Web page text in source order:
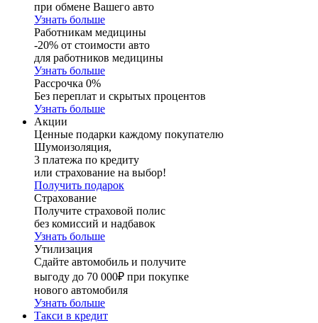
при обмене Вашего авто
Узнать больше
Работникам медицины
-20% от стоимости авто
для работников медицины
Узнать больше
Рассрочка 0%
Без переплат и скрытых процентов
Узнать больше
Акции
Ценные подарки каждому покупателю
Шумоизоляция,
3 платежа по кредиту
или страхование на выбор!
Получить подарок
Страхование
Получите страховой полис
без комиссий и надбавок
Узнать больше
Утилизация
Сдайте автомобиль и получите
выгоду до 70 000₽ при покупке
нового автомобиля
Узнать больше
Такси в кредит